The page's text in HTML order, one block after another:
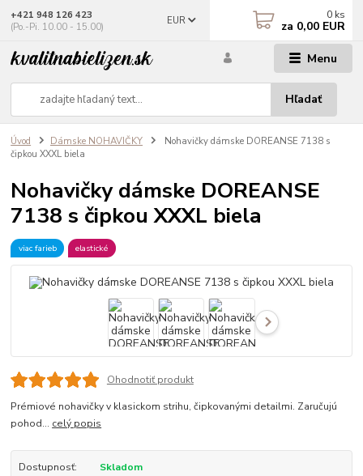
Menu
EUR
Hľadať
+421 948 126 423
(Po.-Pi. 10.00 - 15.00)
0 ks
za 0,00 EUR
Úvod Dámske NOHAVIČKY
Nohavičky dámske DOREANSE 7138 s
čipkou XXXL biela
Nohavičky dámske DOREANSE
7138 s čipkou XXXL biela
viac farieb elastické
Ohodnotiť produkt
Prémiové nohavičky v klasickom strihu, čipkovanými detailmi. Zaručujú
pohod... celý popis
Dostupnosť:
Skladom